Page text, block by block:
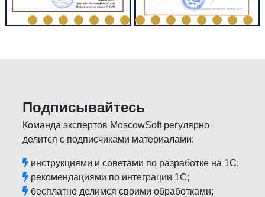
Подписывайтесь
Команда экспертов MoscowSoft регулярно
делится с подписчиками материалами:
инструкциями и советами по разработке на 1С;
рекомендациями по интеграции 1С;
бесплатно делимся своими обработками;